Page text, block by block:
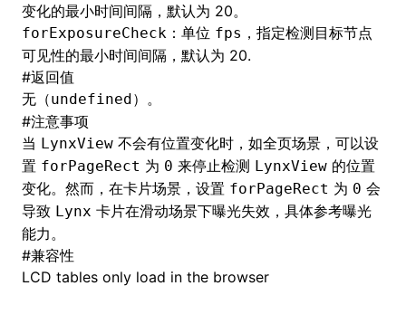
变化的最小时间间隔，默认为 20。
forExposureCheck ：单位 fps ，指定检测目标节点
可见性的最小时间间隔，默认为 20.
#返回值
无（undefined）。
#注意事项
当 LynxView 不会有位置变化时，如全页场景，可以设
置 forPageRect 为 0 来停止检测 LynxView 的位置
变化。然而，在卡片场景，设置 forPageRect 为 0 会
导致 Lynx 卡片在滑动场景下曝光失效，具体参考曝光
能力。
#兼容性
LCD tables only load in the browser